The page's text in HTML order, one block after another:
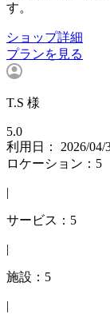
す。
ショップ詳細
プランを見る
T.S 様
5.0
利用日： 2026/04/
ロケーション：5
|
サービス：5
|
施設：5
|